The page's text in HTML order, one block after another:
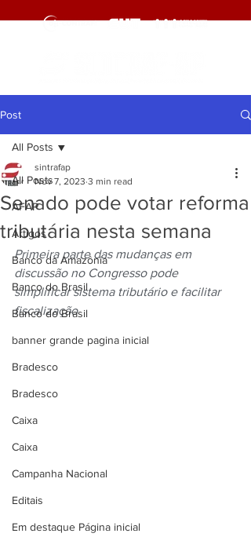
Post
All Posts
AFAP
Artigos
Banco da Amazônia
Banco do Brasil
Banco do Brasil
banner grande pagina inicial
Bradesco
Bradesco
Caixa
Caixa
Campanha Nacional
Editais
Em destaque Página inicial
All Posts
Senado pode votar reforma
tributária nesta semana
sintrafap
Nov 7, 2023 3 min read
Primeira parte das mudanças em
discussão no Congresso pode
simplificar sistema tributário e facilitar
fiscalização